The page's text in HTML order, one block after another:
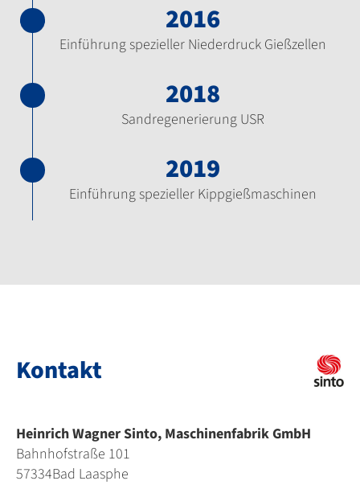
2016
Einführung spezieller Niederdruck Gießzellen
2018
Sandregenerierung USR
2019
Einführung spezieller Kippgießmaschinen
Kontakt
Heinrich Wagner Sinto, Maschinenfabrik GmbH
Bahnhofstraße 101
57334Bad Laasphe